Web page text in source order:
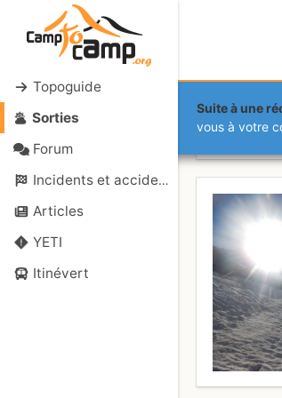
Topoguide
Sorties
Forum
Incidents et accidents
Articles
YETI
Itinévert
Suite à une
vous à votre